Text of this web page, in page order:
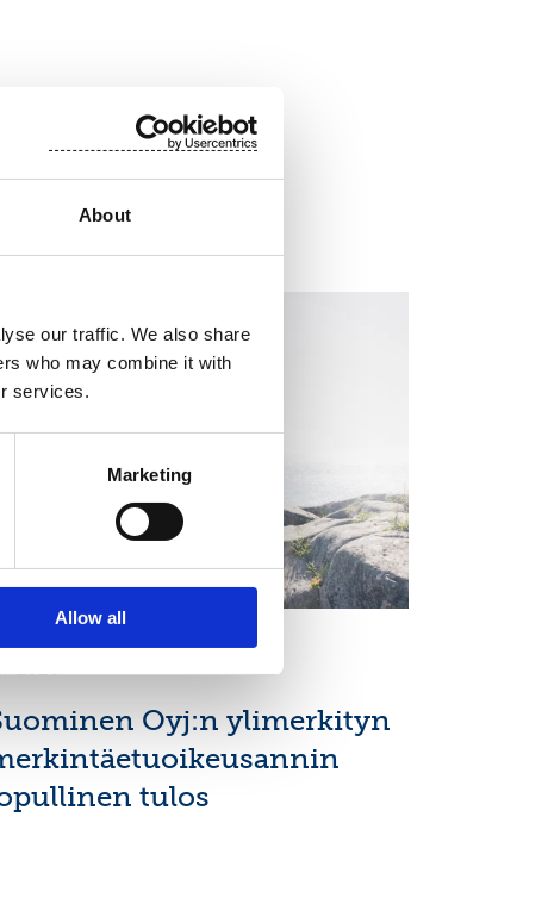
About
our traffic. We also share
who may combine it with
services.
Marketing
Allow all
REGULATORY NEWS
Oyj:n ylimerkityn
tulos